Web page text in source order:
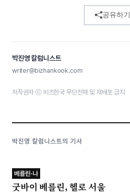
공유하기
박진영 칼럼니스트
writer@bizhankook.com
저작권자 ⓒ 비즈한국 무단전재 및 재배포 금지
박진영 칼럼니스트의 기사
베를린·나
굿바이 베를린, 헬로 서울